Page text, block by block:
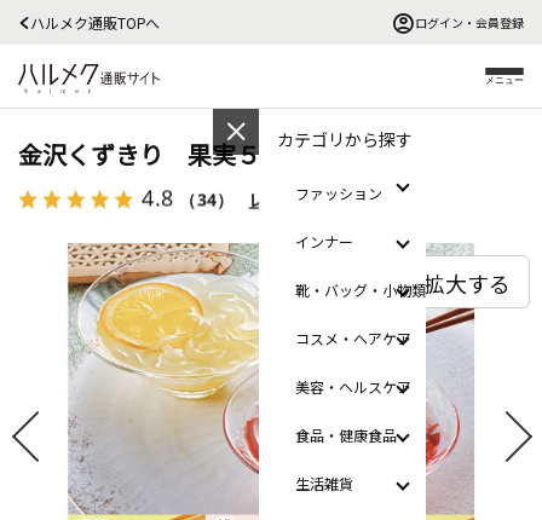
ハルメク通販TOPへ ログイン・会員登録
メニュー
カテゴリから探す
ファッション
インナー
靴・バッグ・小物類
コスメ・ヘアケア
美容・ヘルスケア
食品・健康食品
生活雑貨
金沢くずきり 果実５種（１５個）
4.8 （34） レビューを見る
拡大する